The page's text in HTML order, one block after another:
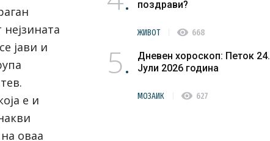
јави и
е и
оваа
поздрави?
ЖИВОТ visibility 668
5
Дневен хороскоп: Петок 24.
Јули 2026 година
МОЗАИК visibility 627